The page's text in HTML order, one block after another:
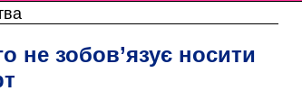
не зобов’язує носити